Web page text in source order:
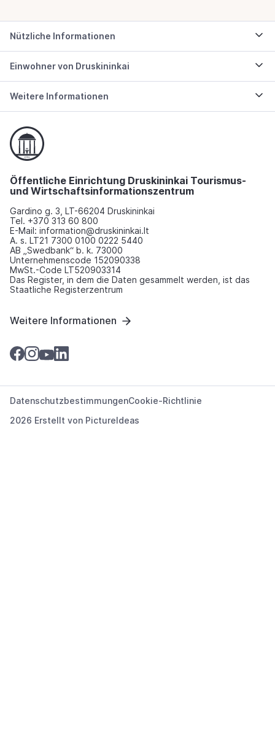
Nützliche Informationen
Einwohner von Druskininkai
Weitere Informationen
Öffentliche Einrichtung Druskininkai Tourismus-
und Wirtschaftsinformationszentrum
Gardino g. 3, LT-66204 Druskininkai
Tel. +370 313 60 800
E-Mail: information@druskininkai.lt
A. s. LT21 7300 0100 0222 5440
AB „Swedbank“ b. k. 73000
Unternehmenscode 152090338
MwSt.-Code LT520903314
Das Register, in dem die Daten gesammelt werden, ist das
Staatliche Registerzentrum
Weitere Informationen
2026 Erstellt von PictureIdeas
DatenschutzbestimmungenCookie-Richtlinie